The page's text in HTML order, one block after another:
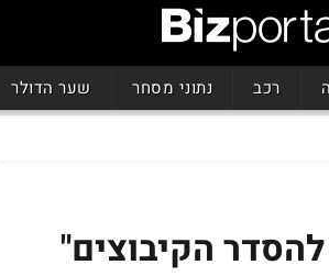
רכב נתוני מסחר שער הדולר
הקיבוצים"